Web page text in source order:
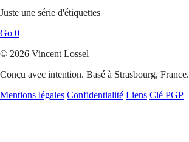
Juste une série d'étiquettes
Go 0
© 2026 Vincent Lossel
Conçu avec intention. Basé à Strasbourg, France.
Mentions légales Confidentialité Liens Clé PGP